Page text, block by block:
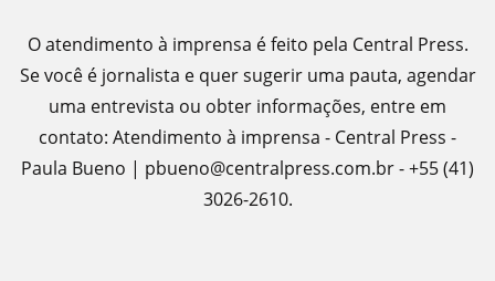
O atendimento à imprensa é feito pela Central Press.
Se você é jornalista e quer sugerir uma pauta, agendar
uma entrevista ou obter informações, entre em
contato: Atendimento à imprensa - Central Press -
Paula Bueno | pbueno@centralpress.com.br - +55 (41)
3026-2610.